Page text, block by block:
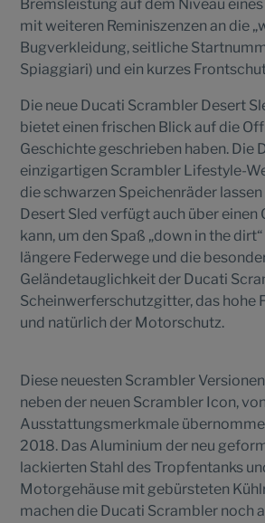
Bremsleistung auf dem Niveau
mit weiteren Reminiszenzen an die
Bugverkleidung, seitliche
Spiaggiari) und ein kurzes
Die neue Ducati Scrambler Desert
bietet einen frischen Blick auf die
Geschichte geschrieben haben. Die
einzigartigen Scrambler Lifestyle-
die schwarzen Speichenräder
Desert Sled verfügt auch über
kann, um den Spaß „down in the
längere Federwege und die
Geländetauglichkeit der Ducati
Scheinwerferschutzgitter, das hohe
und natürlich der Motorschutz.
Diese neuesten Scrambler
neben der neuen Scrambler Icon,
Ausstattungsmerkmale
2018. Das Aluminium der neu
lackierten Stahl des Tropfentanks
Motorgehäuse mit gebürsteten
machen die Ducati Scrambler noch